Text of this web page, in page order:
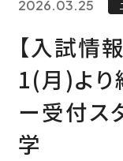
2026.03.25
【入試情
1(月)より
ー受付ス
学